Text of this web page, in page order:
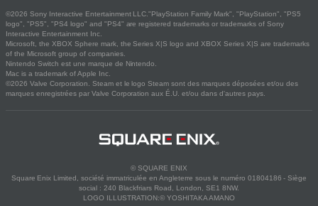
©2026 Sony Interactive Entertainment LLC."PlayStation Family Mark", "PlayStation", "PS5
logo", "PS5", "PS4 logo" and "PS4" are registered trademarks or trademarks of Sony
Interactive Entertainment Inc.
Microsoft, the XBOX Sphere mark, the Series X|S logo and XBOX Series X|S are trademarks
of the Microsoft group of companies.
Nintendo Switch est une marque de Nintendo.
Mac is a trademark of Apple Inc.
©2026 Valve Corporation. Steam et le logo Steam sont des marques déposées et/ou des
marques enregistrées par Valve Corporation aux É.U. et/ou dans d'autres pays.
© SQUARE ENIX
Square Enix Limited, société immatriculée en Angleterre sous le numéro 01804186 - Siège
social : 240 Blackfriars Road, London, SE1 8NW.
LOGO ILLUSTRATION:© YOSHITAKA AMANO